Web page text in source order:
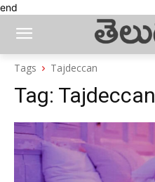
end
Tags Tajdeccan
Tag: Tajdeccan